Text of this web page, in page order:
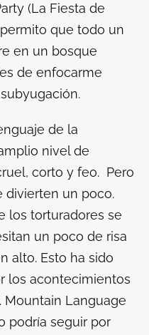
(La Fiesta de
que todo un
en un bosque
de enfocarme
de la
nivel de
corto y feo. Pero
divierten un poco.
los torturadores se
un poco de risa
alto. Esto ha sido
los acontecimientos
Mountain Language
podría seguir por